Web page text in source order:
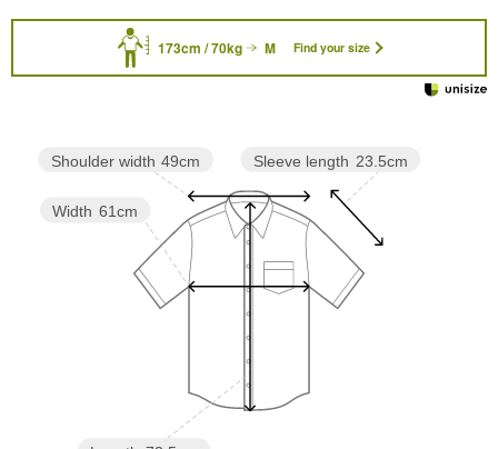
173cm / 70kg M Find your size
Sleeve length 23.5cm
Width 61cm
Shoulder width 49cm